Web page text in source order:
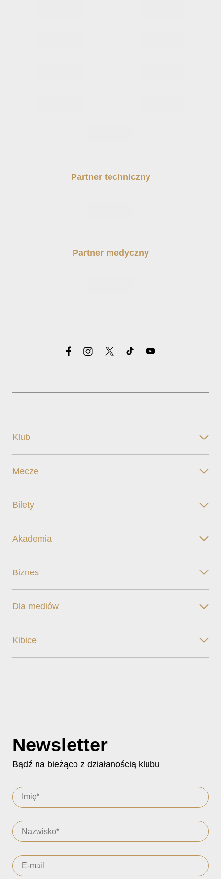
Partner techniczny
Partner medyczny
Klub
Mecze
Bilety
Akademia
Biznes
Dla mediów
Kibice
Newsletter
Bądź na bieżąco z działanością klubu